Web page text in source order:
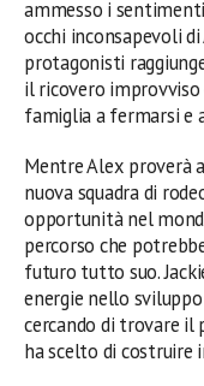
ammesso i
occhi inconsapevoli
protagonisti
il ricovero improvviso
famiglia a fermarsi e
Mentre Alex proverà
nuova squadra di
opportunità nel
percorso che
futuro tutto suo.
energie nello
cercando di trovare
ha scelto di costruire